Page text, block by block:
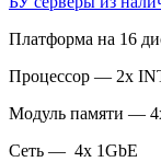
Платформа на 16
Процессор — 2x
Модуль памяти —
Сеть — 4х 1GbE